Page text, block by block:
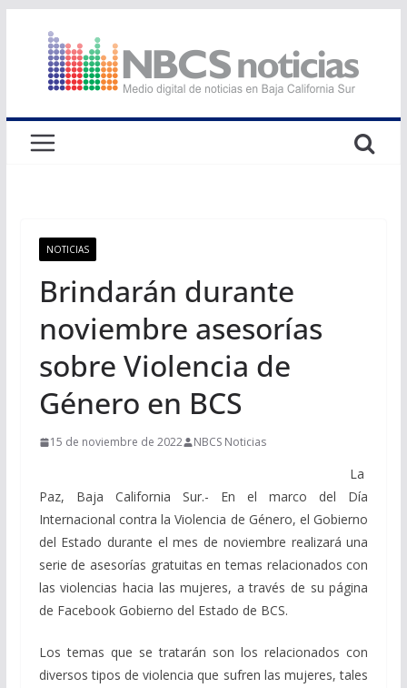
contenido
NOTICIAS
Brindarán durante
noviembre asesorías
sobre Violencia de
Género en BCS
15 de noviembre de 2022 NBCS Noticias
La
Paz, Baja California Sur.- En el marco del Día
Internacional contra la Violencia de Género, el Gobierno
del Estado durante el mes de noviembre realizará una
serie de asesorías gratuitas en temas relacionados con
las violencias hacia las mujeres, a través de su página
de Facebook Gobierno del Estado de BCS.
Los temas que se tratarán son los relacionados con
diversos tipos de violencia que sufren las mujeres, tales